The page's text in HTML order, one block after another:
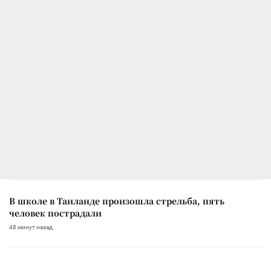
В школе в Таиланде произошла стрельба, пять
человек пострадали
48 минут назад